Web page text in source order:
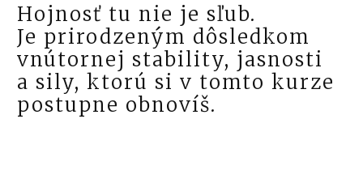
Hojnosť tu nie je sľub.
Je prirodzeným dôsledkom
vnútornej stability, jasnosti
a sily, ktorú si v tomto kurze
postupne obnovíš.